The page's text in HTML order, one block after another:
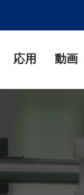
応用 動画